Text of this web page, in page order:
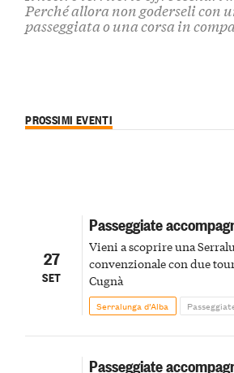
Perché allora non goderseli con
passeggiata o una corsa in
PROSSIMI EVENTI
27
SET
Passeggiate
Vieni a scoprire una
convenzionale con due
Cugnà
Serralunga d’Alba
Passeggiate